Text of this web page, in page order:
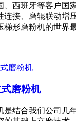
、西班牙等客户国
连接、磨辊联动增
梯形磨粉机的世界
磨粉机
是结合我们公司几